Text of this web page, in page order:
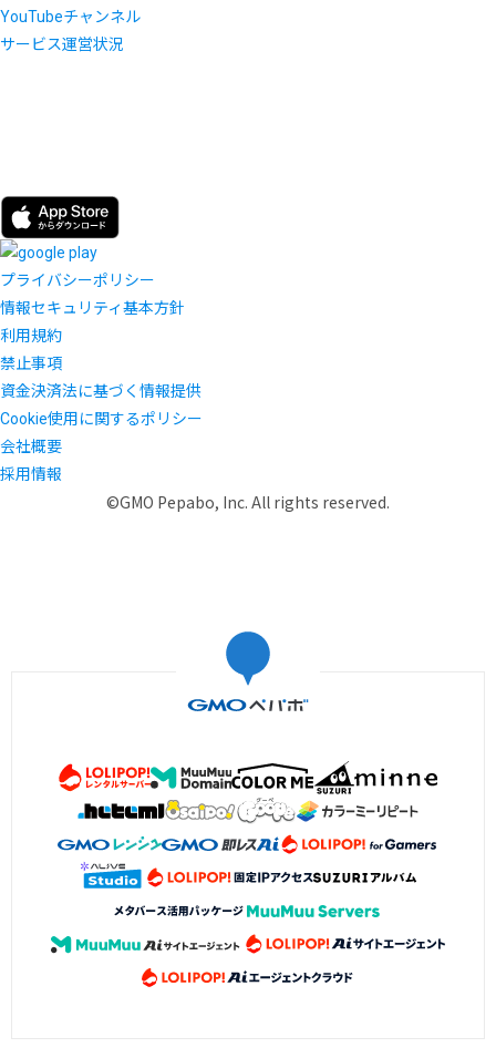
YouTubeチャンネル
サービス運営状況
プライバシーポリシー
情報セキュリティ基本方針
利用規約
禁止事項
資金決済法に基づく情報提供
Cookie使用に関するポリシー
会社概要
採用情報
©GMO Pepabo, Inc. All rights reserved.